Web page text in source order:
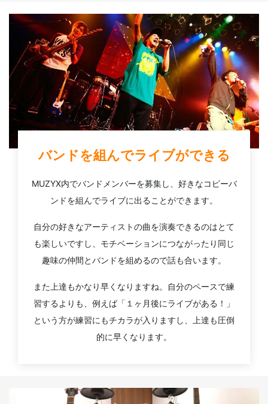
バンドを組んでライブができる
MUZYX内でバンドメンバーを募集し、好きなコピーバ
ンドを組んでライブに出ることができます。
自分の好きなアーティストの曲を演奏できるのはとて
も楽しいですし、モチベーションにつながったり同じ
趣味の仲間とバンドを組めるので話も合います。
また上達もかなり早くなりますね。自分のペースで練
習するよりも、例えば「１ヶ月後にライブがある！」
という方が練習にもチカラが入りますし、上達も圧倒
的に早くなります。